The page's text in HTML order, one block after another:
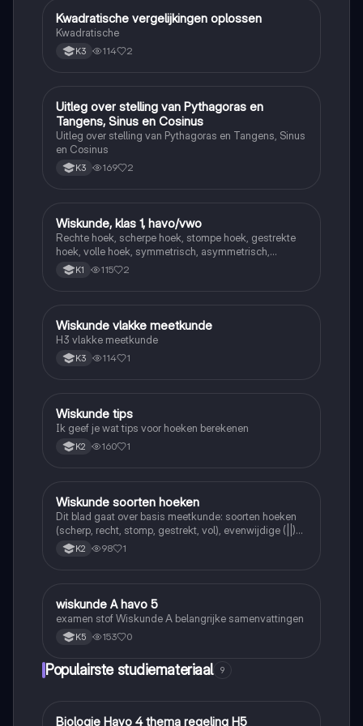
Wiskunde
Kwadratische vergelijkingen oplossen
Kwadratische
K3 114 2
Wiskunde
Uitleg over stelling van Pythagoras en
Tangens, Sinus en Cosinus
Uitleg over stelling van Pythagoras en Tangens, Sinus
en Cosinus
K3 169 2
Wiskunde
Wiskunde, klas 1, havo/vwo
Rechte hoek, scherpe hoek, stompe hoek, gestrekte
hoek, volle hoek, symmetrisch, asymmetrisch,
puntsymetrisch
K1 115 2
Wiskunde
Wiskunde vlakke meetkunde
H3 vlakke meetkunde
K3 114 1
Wiskunde
Wiskunde tips
Ik geef je wat tips voor hoeken berekenen
K2 160 1
Wiskunde
Wiskunde soorten hoeken
Dit blad gaat over basis meetkunde: soorten hoeken
(scherp, recht, stomp, gestrekt, vol), evenwijdige (||)
en loodrechte (⊥) lijnen, en de symbolen =, <, >.
K2 98 1
Wiskunde
wiskunde A havo 5
examen stof Wiskunde A belangrijke samenvattingen
K5 153 0
Populairste studiemateriaal 9
Biologie
Biologie Havo 4 thema regeling H5